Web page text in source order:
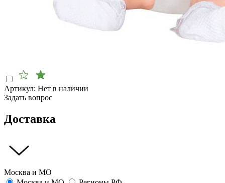
Артикул: Нет в наличии
Задать вопрос
Доставка
Москва и МО